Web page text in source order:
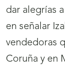
dar alegrías
en señalar
vendedoras
Coruña y en